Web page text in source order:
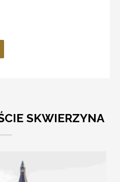
SKWIERZYNA